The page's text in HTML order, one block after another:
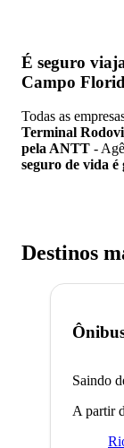
É seguro
Campo
Todas as
Terminal
pela ANTT -
seguro de vida
Destinos
Saindo
A partir